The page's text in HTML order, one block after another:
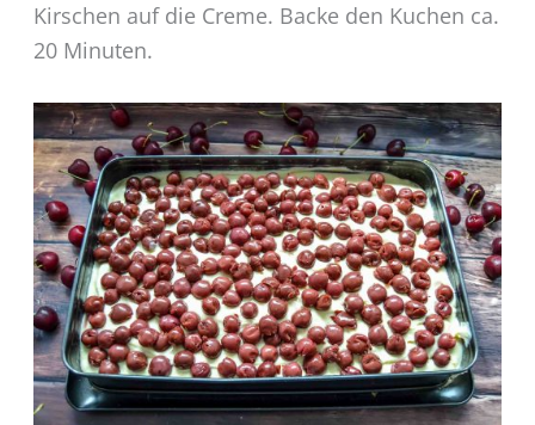
Kirschen auf die Creme. Backe den Kuchen ca.
20 Minuten.